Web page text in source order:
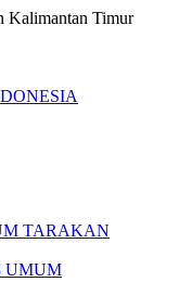
Kalimantan Timur
TARAKAN
UMUM